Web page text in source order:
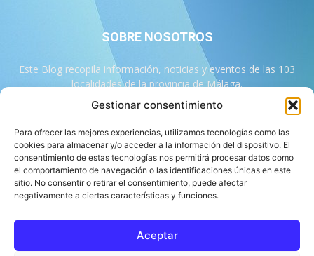
Gestionar consentimiento
Para ofrecer las mejores experiencias, utilizamos tecnologías como las
cookies para almacenar y/o acceder a la información del dispositivo. El
consentimiento de estas tecnologías nos permitirá procesar datos como
el comportamiento de navegación o las identificaciones únicas en este
sitio. No consentir o retirar el consentimiento, puede afectar
negativamente a ciertas características y funciones.
Aceptar
SOBRE NOSOTROS
Este Blog recopila información, noticias y eventos de las 103
localidades de la provincia de Málaga.
Contáctanos: info@103malaga.com
SÍGUENOS